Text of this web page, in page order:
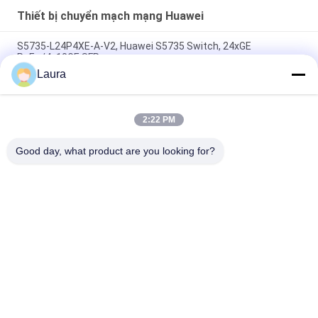
Thiết bị chuyển mạch mạng Huawei
S5735-L24P4XE-A-V2, Huawei S5735 Switch, 24xGE
PoE+/4x10GE SFP+
S6730-H48X6C-V2, Huawei CloudEngine S6730-H Switch,
48x10GE electric/6x100GE QSFP28/2xAC PSU
S5731-S48T4X, Công tắc Huawei S5731, 48xGE RJ45/4x10GE
Laura
2:22 PM
Good day, what product are you looking for?